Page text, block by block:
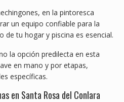
en la pintoresca
un equipo confiable para la
tu hogar y piscina es esencial.
la opción predilecta en esta
en mano y por etapas,
específicas.
en Santa Rosa del Conlara